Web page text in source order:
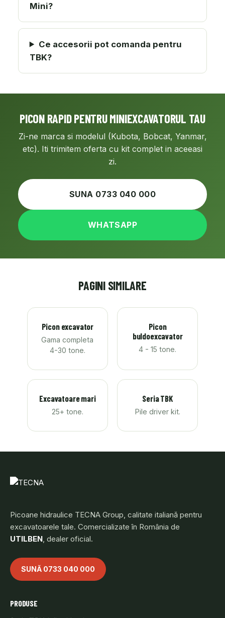
Mini?
Ce accesorii pot comanda pentru
TBK?
PICON RAPID PENTRU MINIEXCAVATORUL TAU
Zi-ne marca si modelul (Kubota, Bobcat, Yanmar,
etc). Iti trimitem oferta cu kit complet in aceeasi
zi.
SUNA 0733 040 000
WHATSAPP
PAGINI SIMILARE
Picon excavator
Gama completa
4-30 tone.
Picon
buldoexcavator
4 - 15 tone.
Excavatoare mari
25+ tone.
Seria TBK
Pile driver kit.
Picoane hidraulice TECNA Group, calitate italiană pentru
excavatoarele tale. Comercializate în România de
UTILBEN , dealer oficial.
SUNĂ 0733 040 000
PRODUSE